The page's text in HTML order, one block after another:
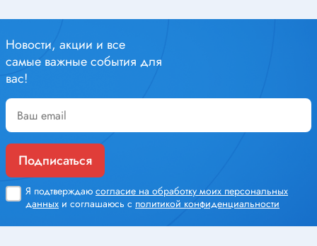
Новости, акции и все
самые важные события для
вас!
Подписаться
Я подтверждаю согласие на обработку моих персональных
данных и соглашаюсь с политикой конфиденциальности